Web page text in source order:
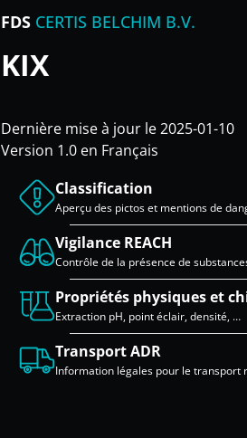
KIX
FDS CERTIS BELCHIM B.V.
Dernière mise à jour le 2025-01-10
Version 1.0 en Français
Classification
Aperçu des pictos et mentions de
Vigilance REACH
Contrôle de la présence de
Propriétés physiques et
Extraction pH, point éclair, densité, …
Transport ADR
Information légales pour le transport